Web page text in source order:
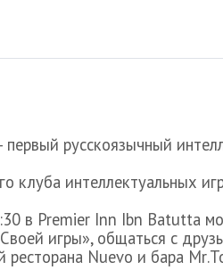
первый русскоязычный
клуба интеллектуальных
в Premier Inn Ibn Batutta
игры», общаться с
ресторана Nuevo и бара Mr.